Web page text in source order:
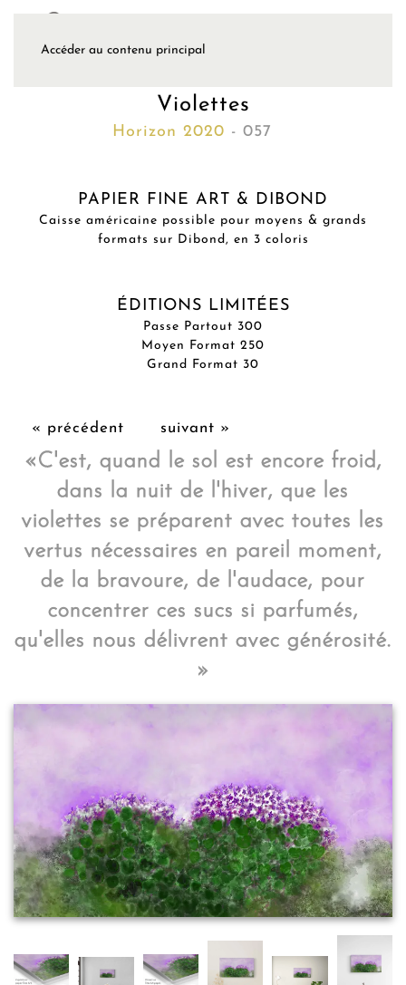
Accéder au contenu principal
Violettes
Horizon 2020 - 057
PAPIER FINE ART & DIBOND
Caisse américaine possible pour moyens & grands
formats sur Dibond, en 3 coloris
ÉDITIONS LIMITÉES
Passe Partout 300
Moyen Format 250
Grand Format 30
« précédent suivant »
«C'est, quand le sol est encore froid,
dans la nuit de l'hiver, que les
violettes se préparent avec toutes les
vertus nécessaires en pareil moment,
de la bravoure, de l'audace, pour
concentrer ces sucs si parfumés,
qu'elles nous délivrent avec générosité.
»